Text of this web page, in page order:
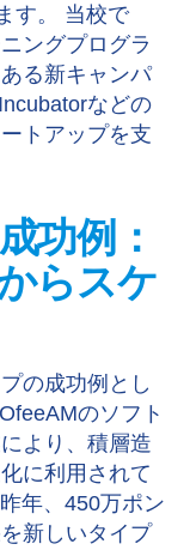
す。 当校で
ングプログラ
る新キャンパ
などの
トアップを支
功例：
らスケ
の成功例とし
のソフト
より、積層造
に利用されて
年、450万ポン
新しいタイプ